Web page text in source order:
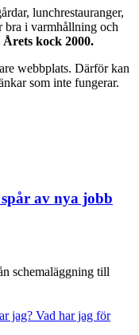
lunchrestauranger,
bra i varmhållning och
kock 2000.
webbplats. Därför kan
som inte fungerar.
av nya jobb
schemaläggning till
jag? Vad har jag för